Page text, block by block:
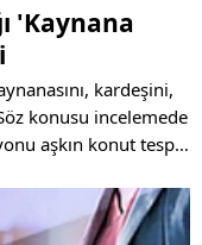
'Kaynana
kardeşini,
konusu incelemede
aşkın konut tespit